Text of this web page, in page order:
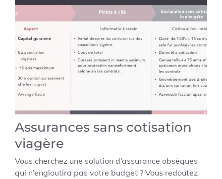
Assurances sans cotisation
viagère
Vous cherchez une solution d’assurance obsèques
qui n’engloutira pas votre budget ? Vous redoutez